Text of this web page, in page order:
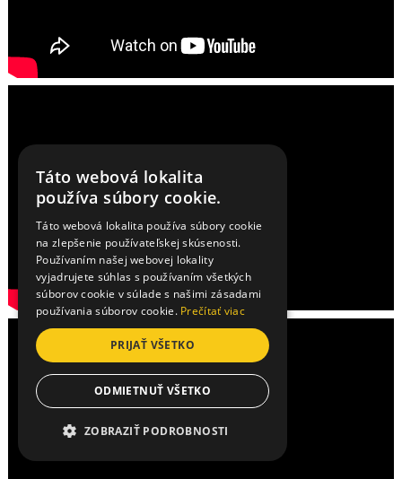
Táto webová lokalita
používa súbory cookie.
Táto webová lokalita používa súbory cookie
na zlepšenie používateľskej skúsenosti.
Používaním našej webovej lokality
vyjadrujete súhlas s používaním všetkých
súborov cookie v súlade s našimi zásadami
používania súborov cookie. Prečítať viac
PRIJAŤ VŠETKO
ODMIETNUŤ VŠETKO
ZOBRAZIŤ PODROBNOSTI